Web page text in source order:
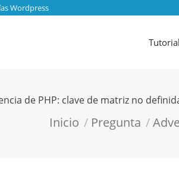
Wordpress
de PHP: clave de matriz no
Estás aquí:
Inicio Pregunta